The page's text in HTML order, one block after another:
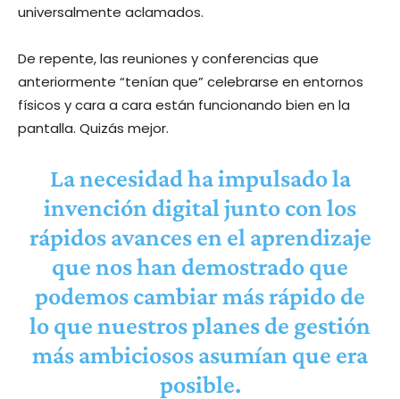
universalmente aclamados.
De repente, las reuniones y conferencias que
anteriormente “tenían que” celebrarse en entornos
físicos y cara a cara están funcionando bien en la
pantalla. Quizás mejor.
La necesidad ha impulsado la
invención digital junto con los
rápidos avances en el aprendizaje
que nos han demostrado que
podemos cambiar más rápido de
lo que nuestros planes de gestión
más ambiciosos asumían que era
posible.